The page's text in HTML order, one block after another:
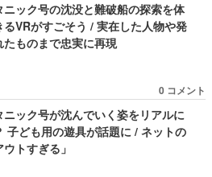
ニック号の沈没と難破船の探索を体
るVRがすごそう / 実在した人物や発
たものまで忠実に再現
0 コメント
ニック号が沈んでいく姿をリアルに
子ども用の遊具が話題に / ネットの
トすぎる」